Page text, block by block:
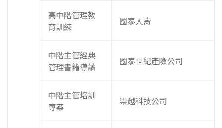
高中階管理教
育訓練
國泰人壽
中階主管經典
管理書籍導讀
國泰世紀產險公司
中階主管培訓
專案
崇越科技公司